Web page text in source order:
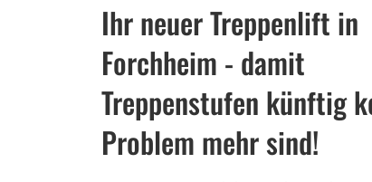
Ihr neuer Treppenlift in
Forchheim - damit
Treppenstufen künftig
Problem mehr sind!